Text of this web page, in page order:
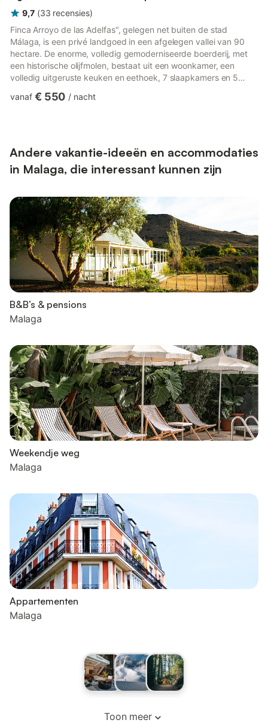
9,7 (33 recensies)
Finca Arroyo de las Adelfas", gelegen net buiten de stad
Málaga, is een privé landgoed in een afgelegen vallei van 90
hectare. De enorme, volledig gemoderniseerde boerderij, met
een historische olijfmolen, bestaat uit een woonkamer, een
volledig uitgeruste keuken en eethoek, 7 slaapkamers en 5
door uitgebreide terrassen en schaduwrijke pergola's. Er is een
vanaf € 550 / nacht
Andere vakantie-ideeën en accommodaties
in Malaga, die interessant kunnen zijn
B&B’s & pensions
Malaga
Weekendje weg
Malaga
Appartementen
Malaga
Toon meer